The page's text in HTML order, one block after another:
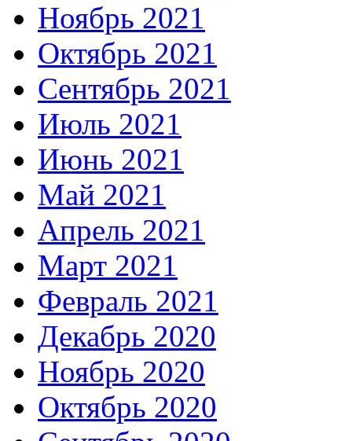
Ноябрь 2021
Октябрь 2021
Сентябрь 2021
Июль 2021
Июнь 2021
Май 2021
Апрель 2021
Март 2021
Февраль 2021
Декабрь 2020
Ноябрь 2020
Октябрь 2020